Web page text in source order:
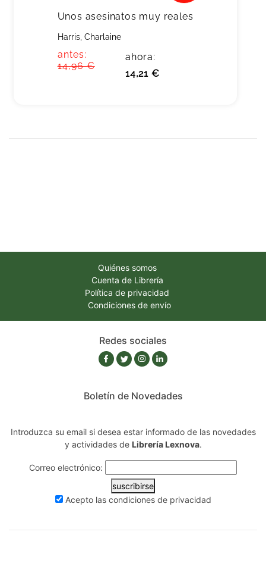
Unos asesinatos muy reales
Harris, Charlaine
antes:
14,96 €
ahora:
14,21 €
Quiénes somos
Cuenta de Librería
Política de privacidad
Condiciones de envío
Redes sociales
Boletín de Novedades
Introduzca su email si desea estar informado de las novedades
y actividades de Librería Lexnova.
Correo electrónico:
suscribirse
Acepto las condiciones de privacidad